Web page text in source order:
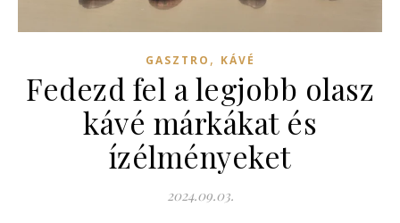
GASZTRO , KÁVÉ
Fedezd fel a legjobb olasz
kávé márkákat és
ízélményeket
2024.09.03.